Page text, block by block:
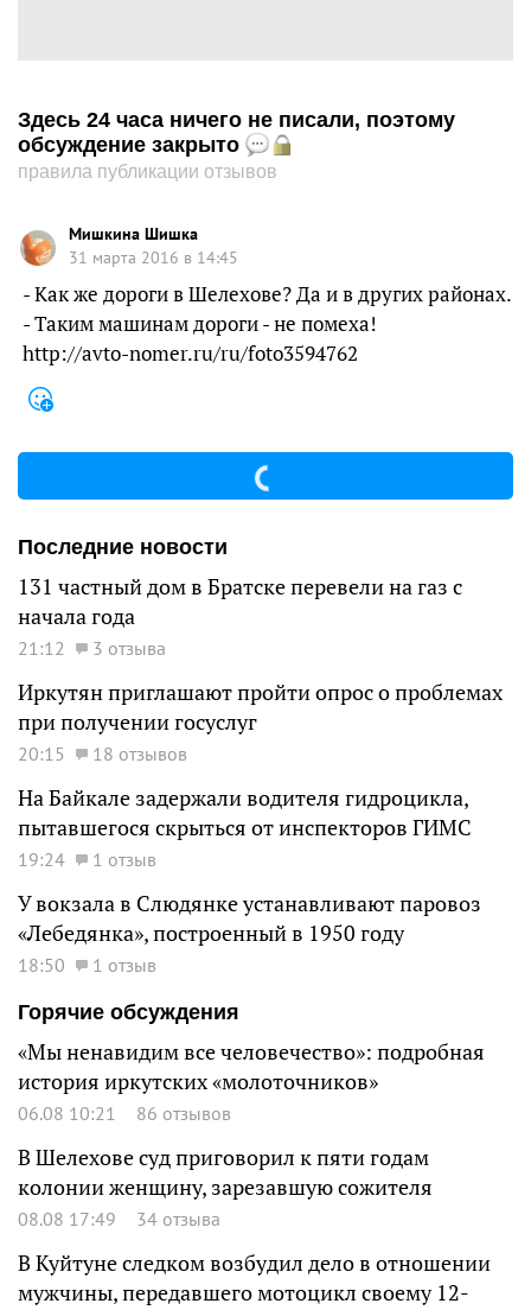
Здесь 24 часа ничего не писали, поэтому
обсуждение закрыто
правила публикации отзывов
Mишкина Шишка
31 марта 2016 в 14:45
- Как же дороги в Шелехове? Да и в других районах.
- Таким машинам дороги - не помеха!
http://avto-nomer.ru/ru/foto3594762
Последние новости
131 частный дом в Братске перевели на газ с
начала года
21:12 3 отзыва
Иркутян приглашают пройти опрос о проблемах
при получении госуслуг
20:15 18 отзывов
На Байкале задержали водителя гидроцикла,
пытавшегося скрыться от инспекторов ГИМС
19:24 1 отзыв
У вокзала в Слюдянке устанавливают паровоз
«Лебедянка», построенный в 1950 году
18:50
1 отзыв
Горячие обсуждения
«Мы ненавидим все человечество»: подробная
история иркутских «молоточников»
06.08 10:21 86 отзывов
В Шелехове суд приговорил к пяти годам
колонии женщину, зарезавшую сожителя
08.08 17:49 34 отзыва
В Куйтуне следком возбудил дело в отношении
мужчины, передавшего мотоцикл своему 12-